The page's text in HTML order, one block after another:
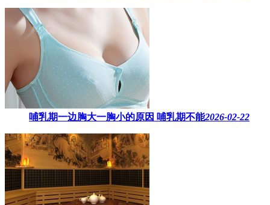
哺乳期一边胸大一胸小的原因​ 哺乳期不能2026-02-22